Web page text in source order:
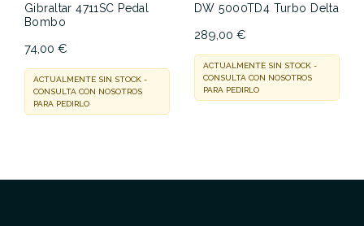
Gibraltar 4711SC Pedal
Bombo
74,00 €
ACTUALMENTE SIN STOCK -
CONSULTA CON NOSOTROS
PARA PEDIRLO
DW 5000TD4 Turbo Delta
289,00 €
ACTUALMENTE SIN STOCK -
CONSULTA CON NOSOTROS
PARA PEDIRLO